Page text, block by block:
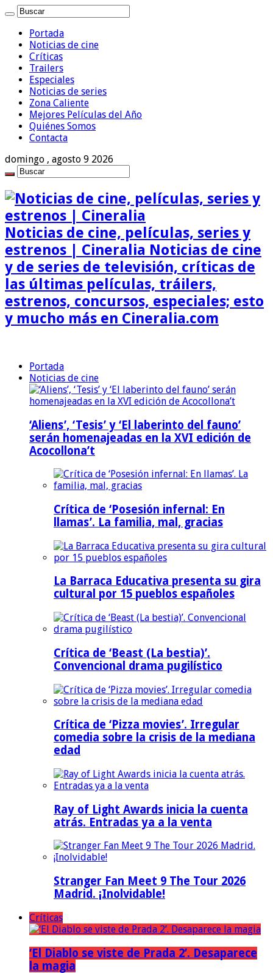
Portada
Noticias de cine
Críticas
Trailers
Especiales
Noticias de series
Zona Caliente
Mejores Películas del Año
Quiénes Somos
Contacta
domingo , agosto 9 2026
Noticias de cine, películas, series y
estrenos | Cineralia Noticias de cine
y de series de televisión, críticas de
las últimas películas, tráilers,
estrenos, concursos, especiales; esto
y mucho más en Cineralia.com
Portada
Noticias de cine
‘Aliens’, ‘Tesis’ y ‘El laberinto del fauno’
serán homenajeadas en la XVI edición de
Acocollona’t
Crítica de ‘Posesión infernal: En
llamas’. La familia, mal, gracias
La Barraca Educativa presenta su gira
cultural por 15 pueblos españoles
Crítica de ‘Beast (La bestia)’.
Convencional drama pugilístico
Crítica de ‘Pizza movies’. Irregular
comedia sobre la crisis de la mediana
edad
Ray of Light Awards inicia la cuenta
atrás. Entradas ya a la venta
Stranger Fan Meet 9 The Tour 2026
Madrid. ¡Inolvidable!
Críticas
‘El Diablo se viste de Prada 2’. Desaparece
la magia